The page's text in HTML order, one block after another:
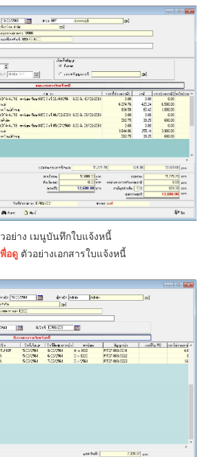
อย่าง เมนูบันทึกใบแจ้งหนี้
อดู ตัวอย่างเอกสารใบแจ้งหนี้